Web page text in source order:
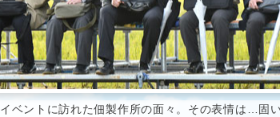
イベントに訪れた佃製作所の面々。その表情は…固